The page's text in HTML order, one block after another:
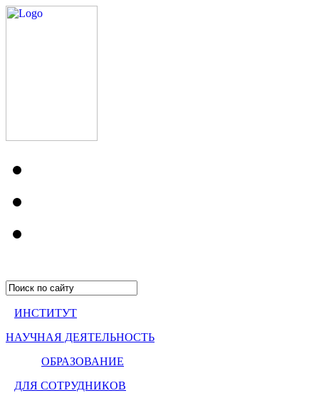
ИНСТИТУТ
НАУЧНАЯ ДЕЯТЕЛЬНОСТЬ
ОБРАЗОВАНИЕ
ДЛЯ СОТРУДНИКОВ